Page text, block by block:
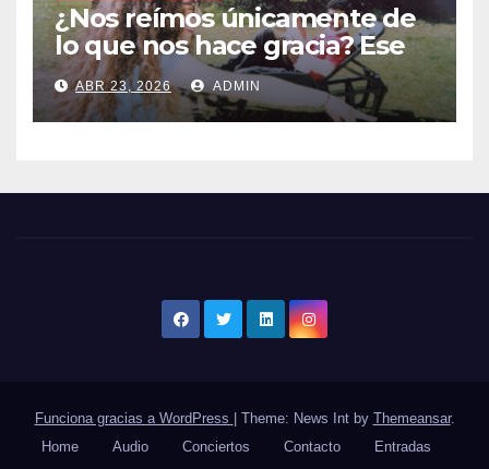
¿Nos reímos únicamente de
lo que nos hace gracia? Ese
chiste ya me lo has contado,
el nuevo single de JUAN
ANSELMO
ABR 23, 2026 ADMIN
Funciona gracias a WordPress | Theme: News Int by Themeansar.
Home
Audio Conciertos Contacto Entradas